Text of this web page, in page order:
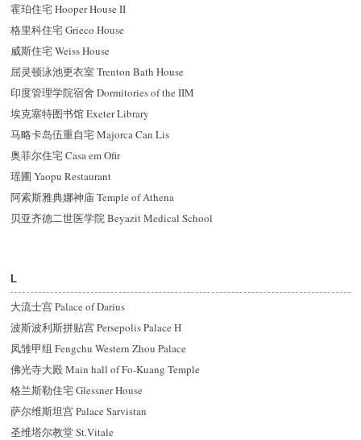
霍珀住宅 Hooper House II
格里科住宅 Grieco House
威斯住宅 Weiss House
屈灵顿泳池更衣室 Trenton Bath House
印度管理学院宿舍 Dormitories of the IIM
埃克塞特图书馆 Exeter Library
马略卡岛伍重自宅 Majorca Can Lis
奥菲尔住宅 Casa em Ofir
瑶圃 Yaopu Restaurant
阿索斯雅典娜神庙 Temple of Athena
贝亚齐德二世医学院 Beyazit Medical School
L
大流士宫 Palace of Darius
波斯波利斯拼贴宫 Persepolis Palace H
凤雏甲组 Fengchu Western Zhou Palace
佛光寺大殿 Main hall of Fo-Kuang Temple
格兰斯勒住宅 Glessner House
萨尔维斯坦宫 Palace Sarvistan
圣维塔尔教堂 St.Vitale